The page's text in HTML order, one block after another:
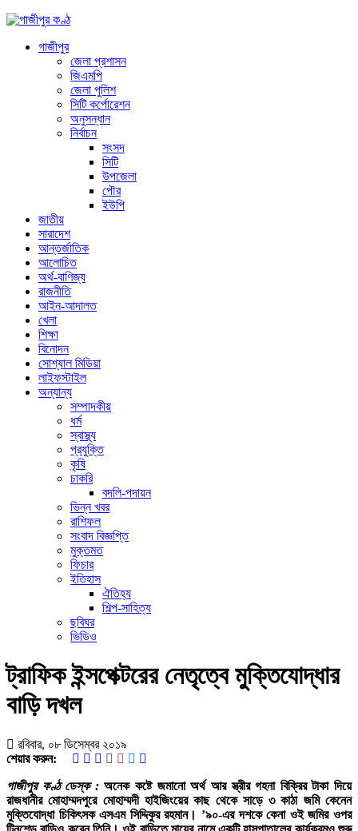
গাজীপুর
জেলা প্রশাসন
জিএমপি
জেলা পুলিশ
সিটি কর্পোরেশন
অনুসন্ধান
নির্বাচন
সংসদ
সিটি
উপজেলা
পৌর
ইউপি
জাতীয়
সারাদেশ
আন্তর্জাতিক
আলোচিত
অর্থ-বাণিজ্য
রাজনীতি
আইন-আদালত
খেলা
শিক্ষা
বিনোদন
সোশ্যাল মিডিয়া
লাইফস্টাইল
অন্যান্য
সম্পাদকীয়
ধর্ম
স্বাস্থ্য
প্রযুক্তি
কৃষি
চাকরি
বদলি-পদায়ন
ভিন্ন খবর
রাশিফল
সংবাদ বিজ্ঞপ্তি
মুক্তমত
ফিচার
ইতিহাস
ঐতিহ্য
শিল্প-সাহিত্য
ছবিঘর
ভিডিও
ট্রাফিক ইন্সপেক্টরের নেতৃত্বে মুক্তিযোদ্ধার
বাড়ি দখল
রবিবার, ০৮ ডিসেম্বর ২০১৯
শেয়ার করুন:
গাজীপুর কণ্ঠ ডেস্ক :অনেক কষ্টে জমানো অর্থ আর স্ত্রীর গহনা বিক্রির টাকা দিয়ে
রাজধানীর মোহাম্মদপুরে মোহাম্মদী হাইজিংয়ের কাছ থেকে সাড়ে ৩ কাঠা জমি কেনেন
মুক্তিযোদ্ধা চিকিৎসক এসএম সিদ্দিকুর রহমান। ’৯০-এর দশকে কেনা ওই জমির ওপর